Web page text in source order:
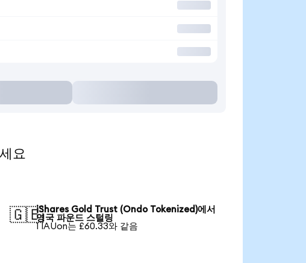
요
🇬🇧iShares Gold Trust (Ondo Tokenized)에서
영국 파운드 스털링
1 IAUon는 £60.33와 같음